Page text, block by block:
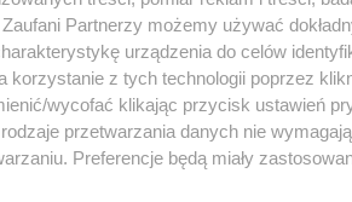
i trener Judo związany z
dzień Bożego Narodzenia
Judo związany od początku, aż
I
Partnerzy możemy używać
urządzenia do celów
z tych technologii poprzez
wycofać klikając przycisk ustawień
przetwarzania danych nie
Preferencje będą miały